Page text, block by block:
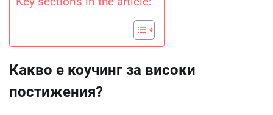
Какво е коучинг за високи
постижения?